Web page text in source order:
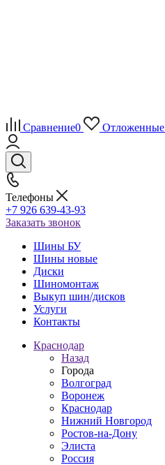
Сравнение0 Отложенные
Телефоны
+7 926 639-43-93
Заказать звонок
Шины БУ
Шины новые
Диски
Шиномонтаж
Выкуп шин/дисков
Услуги
Контакты
Краснодар
Назад
Города
Волгоград
Воронеж
Краснодар
Нижний Новгород
Ростов-на-Дону
Элиста
Россия